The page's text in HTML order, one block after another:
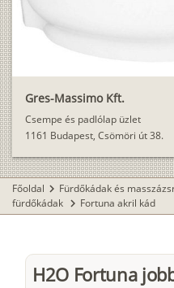
Gres-Massimo Kft.
Csempe és padlólap üzlet
1161 Budapest, Csömöri út 38.
Főoldal chevron_right Fürdőkádak és
fürdőkádak chevron_right Fortuna akril kád
H2O Fortuna